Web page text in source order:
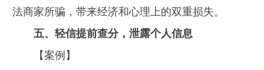
法商家所骗，带来经济和心理上的双重损失。
五、轻信提前查分，泄露个人信息
【案例】